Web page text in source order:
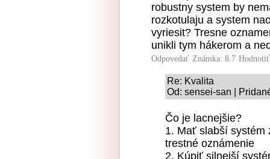
robustny system by
rozkotulaju a system
vyriesit? Tresne
unikli tym hákerom a
Odpovedať Známka: 8.7
Re: Kvalita
Od: sensei-san |
Čo je lacnejšie?
1. Mať slabší systém
trestné oznámenie
2. Kúpiť silnejší